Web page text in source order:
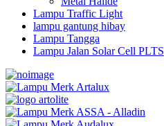
Lampu Traffic Light
lampu gantung hibay
Lampu Tangga
Lampu Jalan Solar Cell PLTS